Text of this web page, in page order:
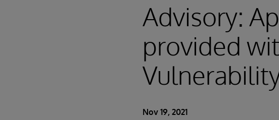
Advisory:
provided
Nov 19, 2021